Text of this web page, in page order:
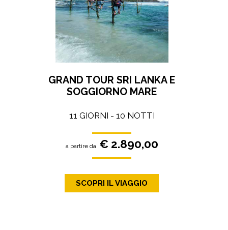
GRAND TOUR SRI LANKA E
SOGGIORNO MARE
11 GIORNI - 10 NOTTI
a partire da € 2.890,00
SCOPRI IL VIAGGIO